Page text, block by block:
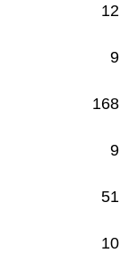
12
9
168
9
51
10